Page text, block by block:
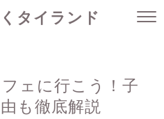
タイランド
ェに行こう！子
も徹底解説